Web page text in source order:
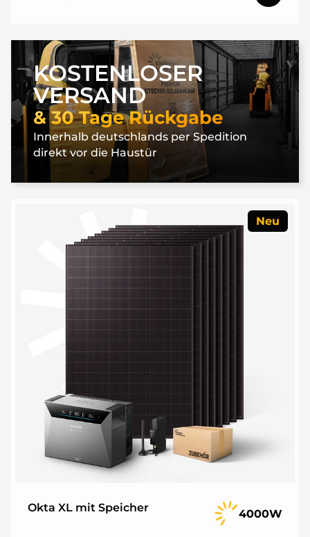
KOSTENLOSER
VERSAND
& 30 Tage Rückgabe
Innerhalb deutschlands per Spedition
direkt vor die Haustür
Neu
Okta XL mit Speicher 4000W